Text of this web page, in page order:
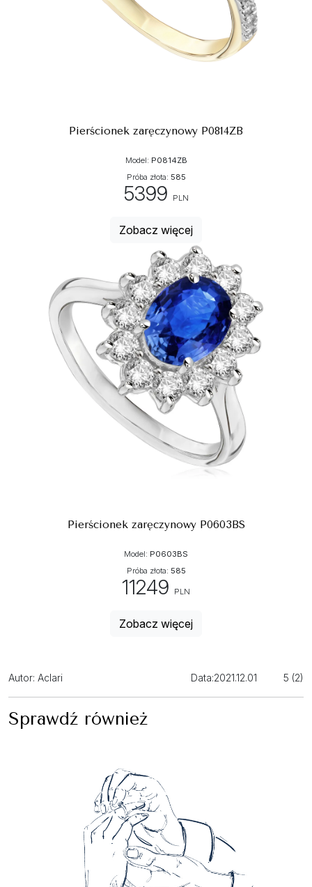
Pierścionek zaręczynowy P0814ZB
Model: P0814ZB
Próba złota: 585
5399 PLN
Zobacz więcej
Pierścionek zaręczynowy P0603BS
Model: P0603BS
Próba złota: 585
11249 PLN
Zobacz więcej
Autor: Aclari Data:2021.12.01 5 (2)
Sprawdź również